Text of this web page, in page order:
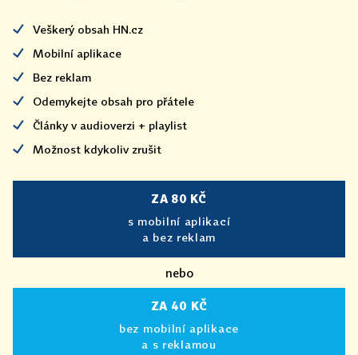
Veškerý obsah HN.cz
Mobilní aplikace
Bez reklam
Odemykejte obsah pro přátele
Články v audioverzi + playlist
Možnost kdykoliv zrušit
ZA 80 KČ
s mobilní aplikací
a bez reklam
nebo
ZA 40 KČ
bez mobilní aplikace
a s reklamou